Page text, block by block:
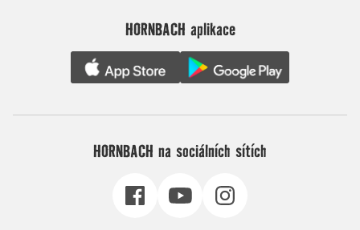
HORNBACH aplikace
HORNBACH na sociálních sítích